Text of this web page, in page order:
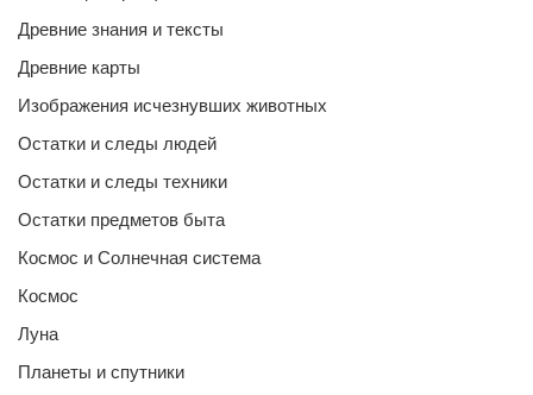
Древние знания и тексты
Древние карты
Изображения исчезнувших животных
Остатки и следы людей
Остатки и следы техники
Остатки предметов быта
Космос и Солнечная система
Космос
Луна
Планеты и спутники